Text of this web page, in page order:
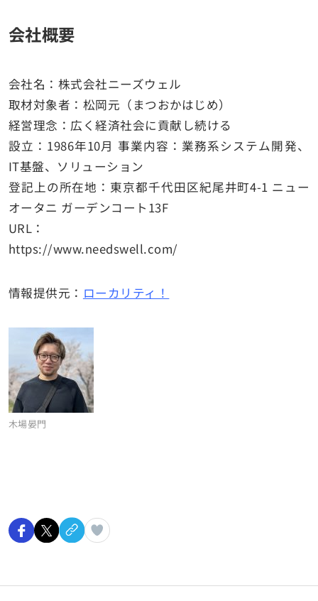
会社概要
会社名：株式会社ニーズウェル
取材対象者：松岡元（まつおかはじめ）
経営理念：広く経済社会に貢献し続ける
設立：1986年10月 事業内容：業務系システム開発、
IT基盤、ソリューション
登記上の所在地：東京都千代田区紀尾井町4-1 ニュー
オータニ ガーデンコート13F
URL：
https://www.needswell.com/
情報提供元： ローカリティ！
木場晏門